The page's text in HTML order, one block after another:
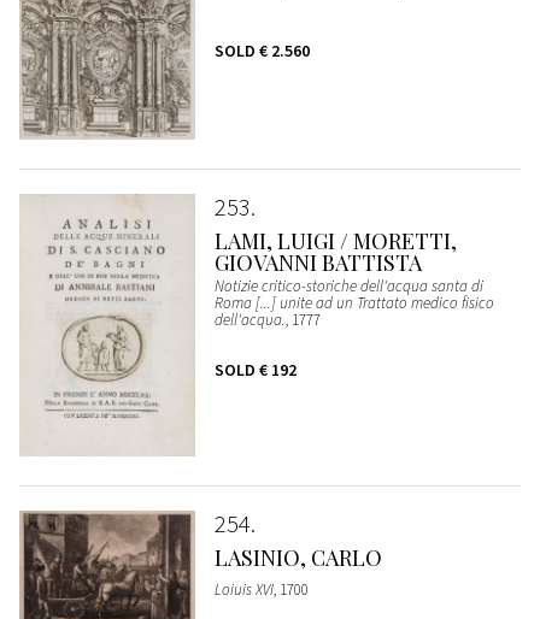
SOLD € 2.560
253
LAMI, LUIGI / MORETTI,
GIOVANNI BATTISTA
Notizie critico-storiche dell'acqua santa di
Roma [...] unite ad un Trattato medico fisico
dell'acqua., 1777
SOLD € 192
254
LASINIO, CARLO
Loiuis XVI, 1700